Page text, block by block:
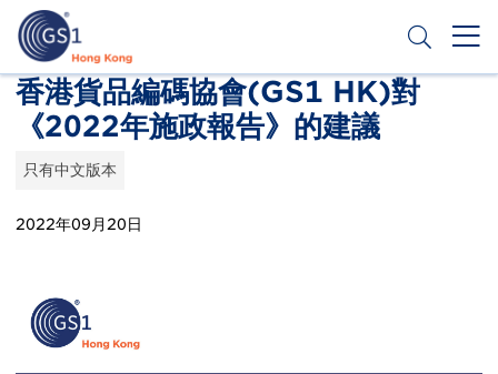
主Header
Top
Second
申请条码
香港貨品編碼協會(GS1 HK)對
《2022年施政報告》的建議
只有中文版本
2022年09月20日
Publication
Thumbnail